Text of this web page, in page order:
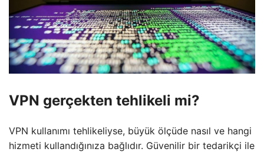
VPN gerçekten tehlikeli mi?
VPN kullanımı tehlikeliyse, büyük ölçüde nasıl ve hangi
hizmeti kullandığınıza bağlıdır. Güvenilir bir tedarikçi ile